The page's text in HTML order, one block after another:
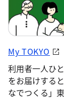
My TOKYO
利用者一人ひ
をお届けする
なでつくる」